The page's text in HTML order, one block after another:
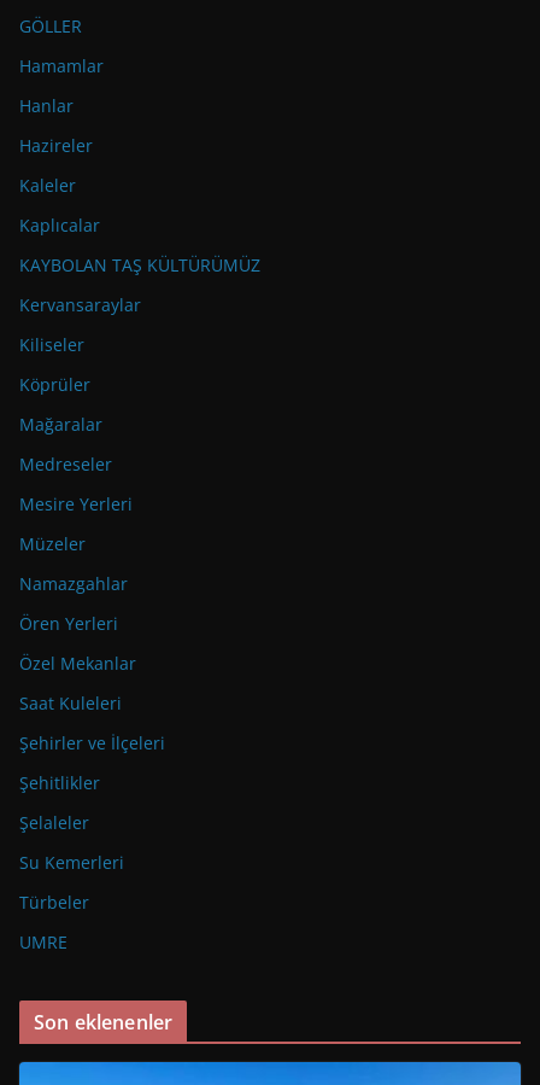
GÖLLER
Hamamlar
Hanlar
Hazireler
Kaleler
Kaplıcalar
KAYBOLAN TAŞ KÜLTÜRÜMÜZ
Kervansaraylar
Kiliseler
Köprüler
Mağaralar
Medreseler
Mesire Yerleri
Müzeler
Namazgahlar
Ören Yerleri
Özel Mekanlar
Saat Kuleleri
Şehirler ve İlçeleri
Şehitlikler
Şelaleler
Su Kemerleri
Türbeler
UMRE
Son eklenenler